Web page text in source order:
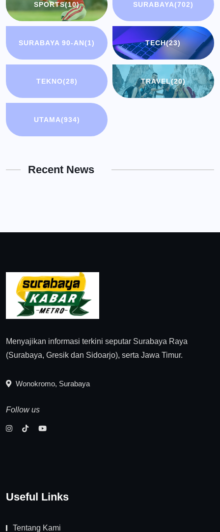
SPORTS(10) SURABAYA(702)
SURABAYA 90-AN(1) TECH(23)
TEKNO(28) TRAVEL(20)
UTAMA(934)
Recent News
Menyajikan informasi terkini seputar Surabaya Raya
(Surabaya, Gresik dan Sidoarjo), serta Jawa Timur.
Wonokromo, Surabaya
Follow us
Useful Links
Tentang Kami